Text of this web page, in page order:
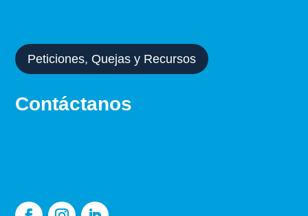
Peticiones, Quejas y Recursos
Contáctanos